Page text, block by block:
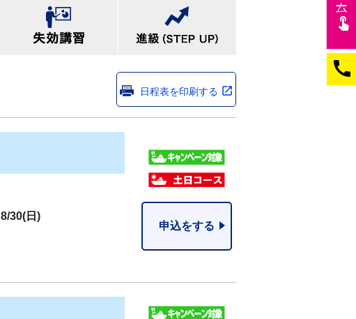
ム
touch_app
call
日程表を印刷する
30(日)
申込をする